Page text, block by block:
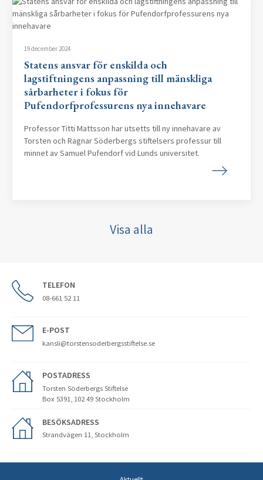
Visa alla
19 december 2024
Statens ansvar för enskilda och
lagstiftningens anpassning till mänskliga
sårbarheter i fokus för
Pufendorfprofessurens nya innehavare
Professor Titti Mattsson har utsetts till ny innehavare av
Torsten och Ragnar Söderbergs stiftelsers professur till
minnet av Samuel Pufendorf vid Lunds universitet.
TELEFON
08-661 52 11
E-POST
kansli@torstensoderbergsstiftelse.se
POSTADRESS
Torsten Söderbergs Stiftelse
Box 5391, 102 49 Stockholm
BESÖKSADRESS
Strandvägen 11, Stockholm